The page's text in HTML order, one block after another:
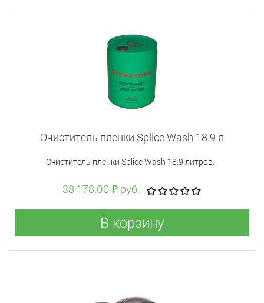
Очиститель пленки Splice Wash 18.9 л
Очиститель пленки Splice Wash 18.9 литров.
38 178.00 ₽ руб.
В корзину